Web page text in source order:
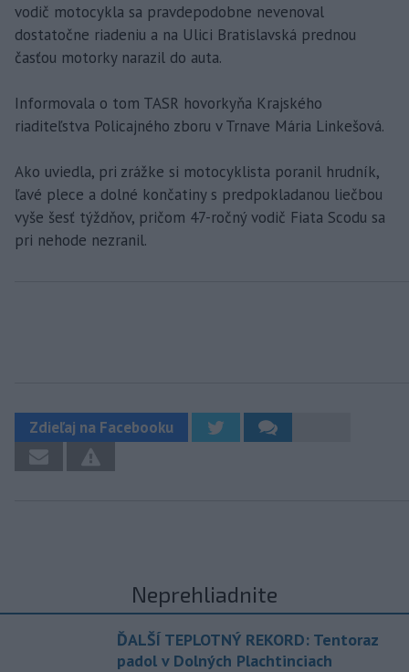
vodič motocykla sa pravdepodobne nevenoval
dostatočne riadeniu a na Ulici Bratislavská prednou
časťou motorky narazil do auta.
Informovala o tom TASR hovorkyňa Krajského
riaditeľstva Policajného zboru v Trnave Mária Linkešová.
Ako uviedla, pri zrážke si motocyklista poranil hrudník,
ľavé plece a dolné končatiny s predpokladanou liečbou
vyše šesť týždňov, pričom 47-ročný vodič Fiata Scodu sa
pri nehode nezranil.
Zdieľaj na Facebooku
Neprehliadnite
ĎALŠÍ TEPLOTNÝ REKORD: Tentoraz
padol v Dolných Plachtinciach